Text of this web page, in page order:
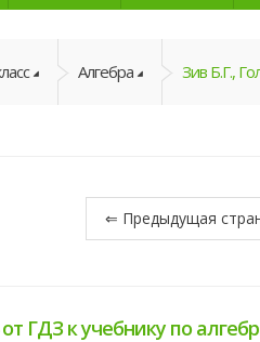
Алгебра Зив Б.Г.,
⇐ Предыдущая
ГДЗ к учебнику по